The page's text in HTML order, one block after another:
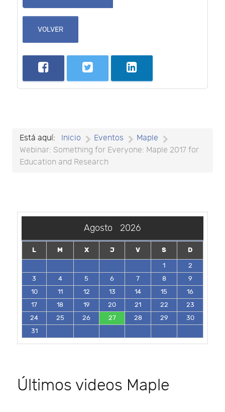
VOLVER
Está aquí: Inicio Eventos
Maple
Webinar: Something for Everyone: Maple 2017 for
Education and Research
Agosto 2026
L M X J V S
D
1
2
3
4 5 6 7 8
9
10
11 12 13 14 15
16
17
18 19 20 21 22
23
24
25 26 27 28 29
30
31
Últimos videos Maple